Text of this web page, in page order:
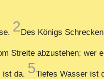
2Des Königs
Streite abzustehen; wer
ist da. 5Tiefes Wasser ist